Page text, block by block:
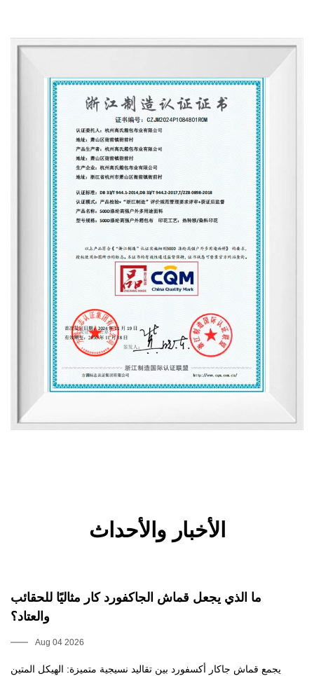
الأخبار والأحداث
ما الذي يجعل قماش الجاكفورد كار مثاليًا للحقائب
والعتاد؟
Aug 04 2026
يجمع قماش جاكار أكسفورد بين تقاليد نسيجية متميزة: الهيكل المتين